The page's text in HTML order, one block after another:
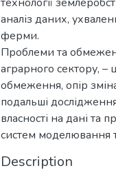
аналіз даних,
ферми.
Проблеми та
аграрного сектору, –
обмеження, опір
подальші
власності на дані та
систем
Description